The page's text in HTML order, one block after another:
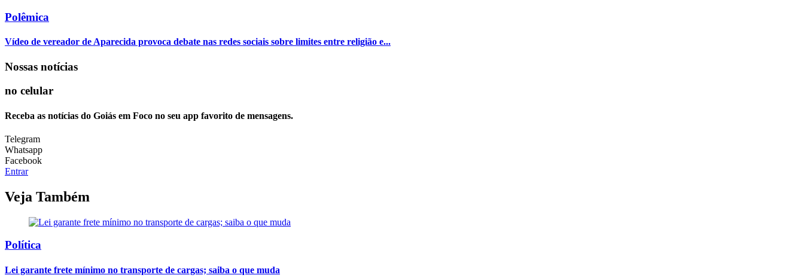
Polêmica
Vídeo de vereador de Aparecida provoca debate nas redes sociais sobre limites entre religião e...
Nossas notícias
no celular
Receba as notícias do Goiás em Foco no seu app favorito de mensagens.
Telegram
Whatsapp
Facebook
Entrar
Veja Também
Política
Lei garante frete mínimo no transporte de cargas; saiba o que muda